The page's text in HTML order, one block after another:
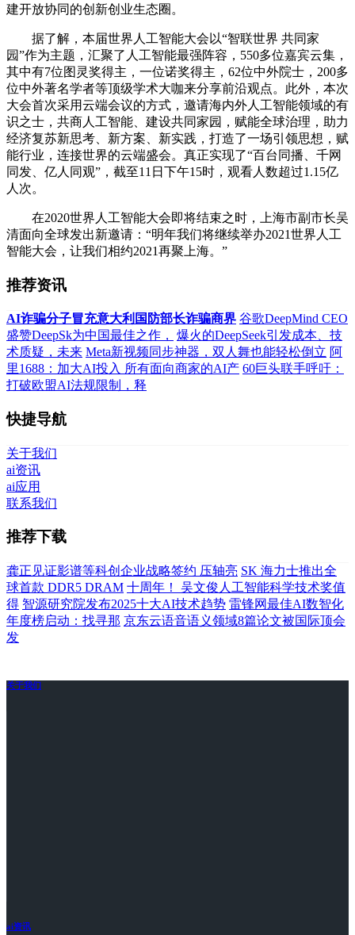
建开放协同的创新创业生态圈。
据了解，本届世界人工智能大会以“智联世界 共同家
园”作为主题，汇聚了人工智能最强阵容，550多位嘉宾云集，
其中有7位图灵奖得主，一位诺奖得主，62位中外院士，200多
位中外著名学者等顶级学术大咖来分享前沿观点。此外，本次
大会首次采用云端会议的方式，邀请海内外人工智能领域的有
识之士，共商人工智能、建设共同家园，赋能全球治理，助力
经济复苏新思考、新方案、新实践，打造了一场引领思想，赋
能行业，连接世界的云端盛会。真正实现了“百台同播、千网
同发、亿人同观”，截至11日下午15时，观看人数超过1.15亿
人次。
在2020世界人工智能大会即将结束之时，上海市副市长吴
清面向全球发出新邀请：“明年我们将继续举办2021世界人工
智能大会，让我们相约2021再聚上海。”
推荐资讯
AI诈骗分子冒充意大利国防部长诈骗商界 谷歌DeepMind CEO
盛赞DeepSk为中国最佳之作，
爆火的DeepSeek引发成本、技
术质疑，未来 Meta新视频同步神器，双人舞也能轻松倒立 阿
里1688：加大AI投入 所有面向商家的AI产 60巨头联手呼吁：
打破欧盟AI法规限制，释
快捷导航
关于我们
ai资讯
ai应用
联系我们
推荐下载
龚正见证影谱等科创企业战略签约 压轴亮 SK 海力士推出全
球首款 DDR5 DRAM 十周年！ 吴文俊人工智能科学技术奖值
得 智源研究院发布2025十大AI技术趋势 雷锋网最佳AI数智化
年度榜启动：找寻那 京东云语音语义领域8篇论文被国际顶会
发
关于我们
ai资讯